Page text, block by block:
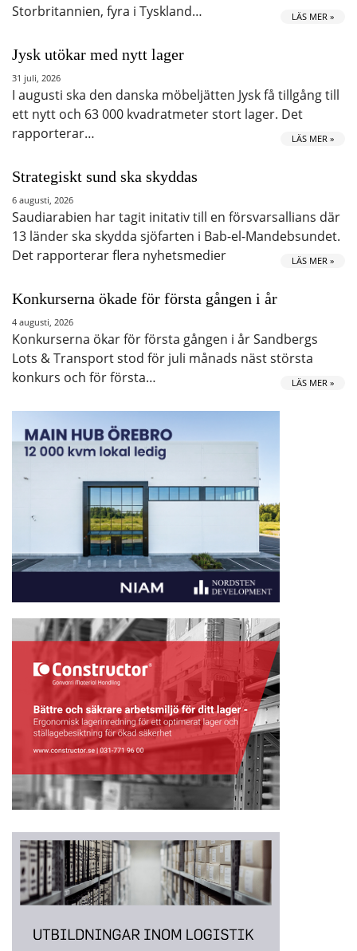
Storbritannien, fyra i Tyskland…
LÄS MER »
Jysk utökar med nytt lager
31 juli, 2026
I augusti ska den danska möbeljätten Jysk få tillgång till
ett nytt och 63 000 kvadratmeter stort lager. Det
rapporterar…
LÄS MER »
Strategiskt sund ska skyddas
6 augusti, 2026
Saudiarabien har tagit initativ till en försvarsallians där
13 länder ska skydda sjöfarten i Bab-el-Mandebsundet.
Det rapporterar flera nyhetsmedier
LÄS MER »
Konkurserna ökade för första gången i år
4 augusti, 2026
Konkurserna ökar för första gången i år Sandbergs
Lots & Transport stod för juli månads näst största
konkurs och för första…
LÄS MER »